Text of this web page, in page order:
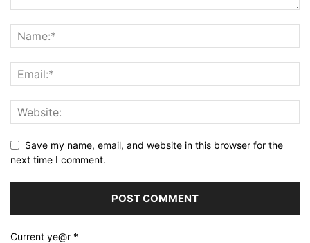
Save my name, email, and website in this browser for the
next time I comment.
Current ye@r *